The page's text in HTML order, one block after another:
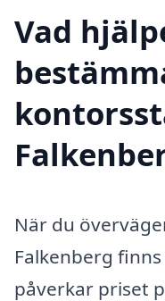
Vad
När du
Falkenberg
påverkar priset